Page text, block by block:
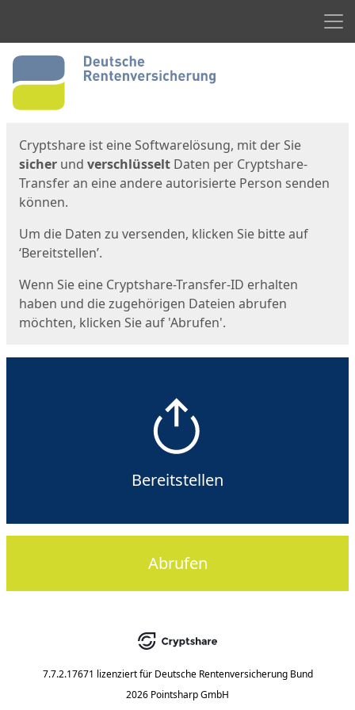
Start
Cryptshare ist eine Softwarelösung, mit der Sie
sicher und verschlüsselt Daten per Cryptshare-
Transfer an eine andere autorisierte Person senden
können.
Um die Daten zu versenden, klicken Sie bitte auf
‘Bereitstellen’.
Wenn Sie eine Cryptshare-Transfer-ID erhalten
haben und die zugehörigen Dateien abrufen
möchten, klicken Sie auf 'Abrufen'.
Bereitstellen
Abrufen
7.7.2.17671 lizenziert für Deutsche Rentenversicherung Bund
2026 Pointsharp GmbH